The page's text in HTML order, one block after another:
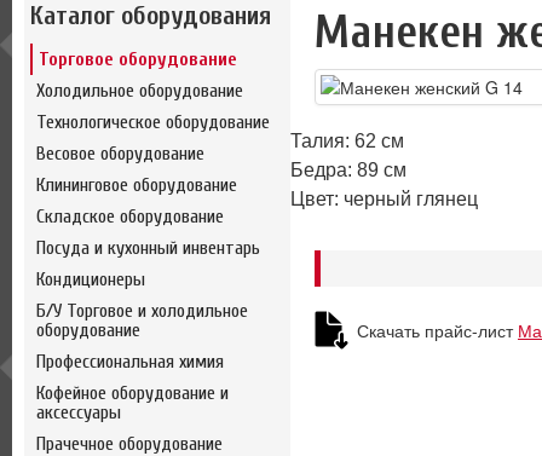
Каталог оборудования
Торговое оборудование
Холодильное оборудование
Технологическое оборудование
Весовое оборудование
Клининговое оборудование
Складское оборудование
Посуда и кухонный инвентарь
Кондиционеры
Б/У Торговое и холодильное
оборудование
Профессиональная химия
Кофейное оборудование и
аксессуары
Прачечное оборудование
Манекен
Талия: 62 см
Бедра: 89 см
Цвет: черный глянец
Скачать прайс-лист